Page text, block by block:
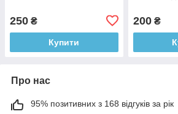
250 ₴
Купити
200₴
Про нас
95% позитивних з 168 відгуків за рік